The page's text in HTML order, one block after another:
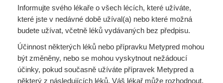
Informujte svého lékaře o všech lécích, které užíváte,
které jste v nedávné době užíval(a) nebo které možná
budete užívat, včetně léků vydávaných bez předpisu.
Účinnost některých léků nebo přípravku Metypred mohou
být změněny, nebo se mohou vyskytnout nežádoucí
účinky, pokud současně užíváte přípravek Metypred a
některý z následujících léků. Váš lékař může rozhodnout,